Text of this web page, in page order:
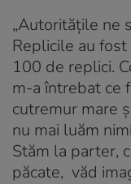
„Autorităţile ne
Replicile au
100 de replici.
m-a întrebat ce
cutremur mare
nu mai luăm
Stăm la parter,
păcate, văd